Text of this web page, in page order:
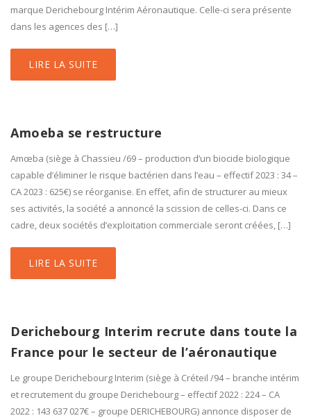
marque Derichebourg Intérim Aéronautique. Celle-ci sera présente
dans les agences des […]
LIRE LA SUITE
Amoeba se restructure
Amœba (siège à Chassieu /69 – production d’un biocide biologique
capable d’éliminer le risque bactérien dans l’eau – effectif 2023 : 34 –
CA 2023 : 625€) se réorganise. En effet, afin de structurer au mieux
ses activités, la société a annoncé la scission de celles-ci. Dans ce
cadre, deux sociétés d’exploitation commerciale seront créées, […]
LIRE LA SUITE
Derichebourg Interim recrute dans toute la
France pour le secteur de l’aéronautique
Le groupe Derichebourg Interim (siège à Créteil /94 – branche intérim
et recrutement du groupe Derichebourg – effectif 2022 : 224 – CA
2022 : 143 637 027€ – groupe DERICHEBOURG) annonce disposer de